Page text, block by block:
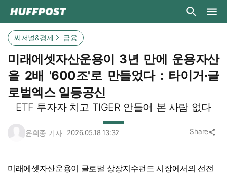
씨저널&경제 금융
미래에셋자산운용이 3년 만에 운용자산
을 2배 '600조'로 만들었다 : 타이거·글
로벌엑스 일등공신
ETF 투자자 치고 TIGER 안들어 본 사람 없다
윤휘종 기자 2026.05.18 13:32 Share share
미래에셋자산운용이 글로벌 상장지수펀드 시장에서의 선전